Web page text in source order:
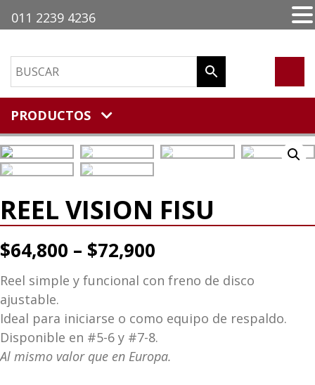
PRODUCTOS
REEL VISION FISU
$64,800 – $72,900
Reel simple y funcional con freno de disco
ajustable.
Ideal para iniciarse o como equipo de respaldo.
Disponible en #5-6 y #7-8.
Al mismo valor que en Europa.
011 2239 4236